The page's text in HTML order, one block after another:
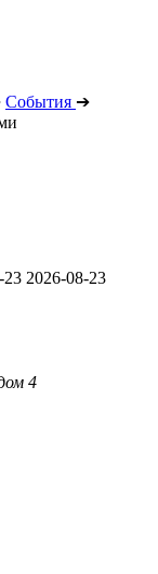
События ➔
23 2026-08-23
4